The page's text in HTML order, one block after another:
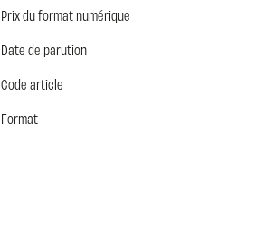
Prix du format numérique
Date de parution
Code article
Format